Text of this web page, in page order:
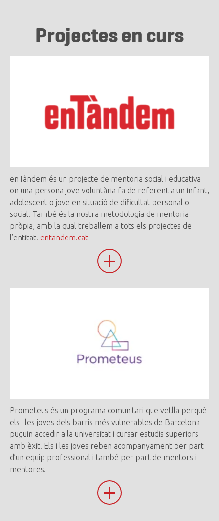
Projectes en curs
enTàndem és un projecte de mentoria social i educativa
on una persona jove voluntària fa de referent a un infant,
adolescent o jove en situació de dificultat personal o
social. També és la nostra metodologia de mentoria
pròpia, amb la qual treballem a tots els projectes de
l’entitat. entandem.cat
+
Prometeus és un programa comunitari que vetlla perquè
els i les joves dels barris més vulnerables de Barcelona
puguin accedir a la universitat i cursar estudis superiors
amb èxit. Els i les joves reben acompanyament per part
d’un equip professional i també per part de mentors i
mentores.
+